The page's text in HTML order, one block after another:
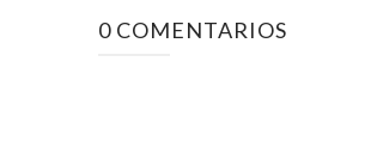
0 COMENTARIOS